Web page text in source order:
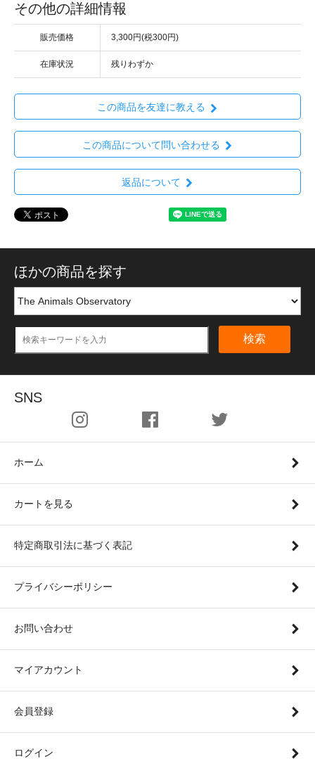
その他の詳細情報
販売価格 3,300円(税300円)
在庫状況 残りわずか
この商品を友達に教える
この商品について問い合わせる
返品について
ほかの商品を探す
検索
SNS
ホーム
カートを見る
特定商取引法に基づく表記
プライバシーポリシー
お問い合わせ
マイアカウント
会員登録
ログイン